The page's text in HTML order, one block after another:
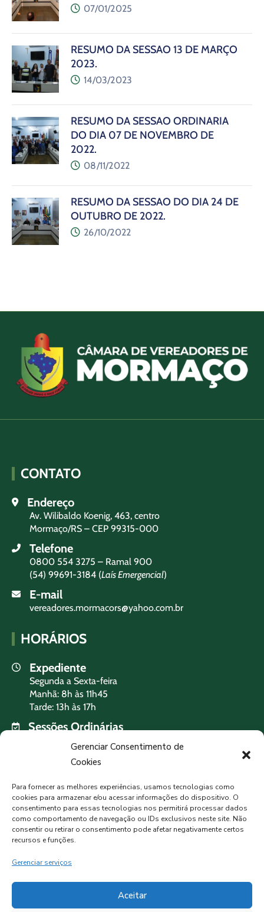
Gerenciar Consentimento de
Cookies
Para fornecer as melhores experiências, usamos tecnologias como
cookies para armazenar e/ou acessar informações do dispositivo. O
consentimento para essas tecnologias nos permitirá processar dados
como comportamento de navegação ou IDs exclusivos neste site. Não
consentir ou retirar o consentimento pode afetar negativamente certos
recursos e funções.
Gerenciar serviços
Aceitar
07/01/2025
RESUMO DA SESSÃO 13 DE MARÇO
2023.
14/03/2023
RESUMO DA SESSÃO ORDINÁRIA
DO DIA 07 DE NOVEMBRO DE
2022.
08/11/2022
RESUMO DA SESSÃO DO DIA 24 DE
OUTUBRO DE 2022.
26/10/2022
CONTATO
Endereço
Av. Wilibaldo Koenig, 463, centro
Mormaço/RS – CEP 99315-000
Telefone
0800 554 3275 – Ramal 900
(54) 99691-3184 (Laís Emergencial)
E-mail
vereadores.mormacors@yahoo.com.br
HORÁRIOS
Expediente
Segunda a Sexta-feira
Manhã: 8h às 11h45
Tarde: 13h às 17h
Sessões Ordinárias
MORMAÇO, BR
93%
6°C